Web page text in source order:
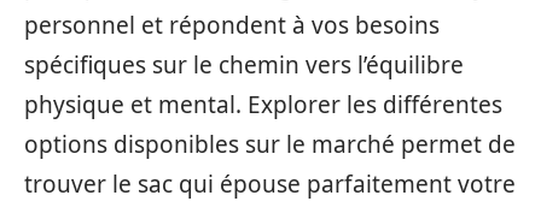
personnel et répondent à vos besoins
spécifiques sur le chemin vers l’équilibre
physique et mental. Explorer les différentes
options disponibles sur le marché permet de
trouver le sac qui épouse parfaitement votre